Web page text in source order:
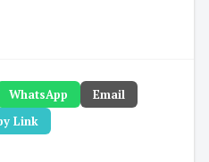
WhatsApp
Email
Link